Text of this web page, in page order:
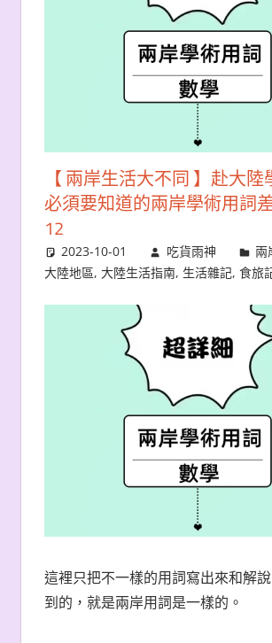
【 兩岸生活大不同 】赴大陸
必須要知道的兩岸學術用詞
12
2023-10-01 吃貨雨神 兩
大陸地區, 大陸生活指南, 生活雜記, 食旅
這裡只把不一樣的用詞寫出來和解
到的，就是兩岸用詞是一樣的。